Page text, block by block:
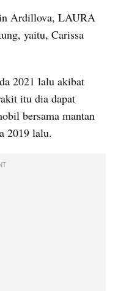
Ardillova, LAURA
yaitu, Carissa
2021 lalu akibat
itu dia dapat
bersama mantan
2019 lalu.